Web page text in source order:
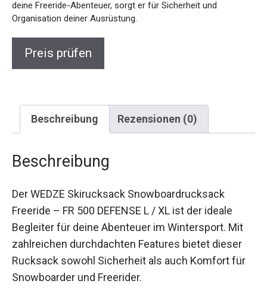
Organisation deiner Ausrüstung.
Beschreibung Rezensionen (0)
Beschreibung
Freeride – FR 500 DEFENSE L / XL ist der ideale
Begleiter für deine Abenteuer im Wintersport. Mit
zahlreichen durchdachten Features bietet dieser
Rucksack sowohl Sicherheit als auch Komfort für
Snowboarder und Freerider.